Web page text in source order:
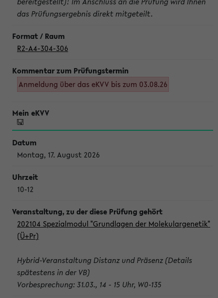
das Prüfungsergebnis direkt mitgeteilt.
R2-A4-304-306
Anmeldung über das eKVV bis zum 03.08.26
Montag, 17. August 2026
10-12
202104 Spezialmodul "Grundlagen der Molekulargenetik"
(Ü+Pr)
Hybrid-Veranstaltung Distanz und Präsenz (Details
spätestens in der VB)
Vorbesprechung: 31.03., 14 - 15 Uhr, W0-135